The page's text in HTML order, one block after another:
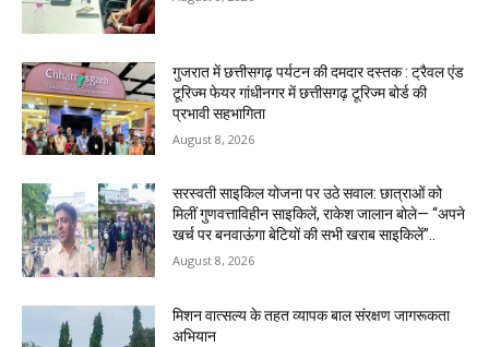
गुजरात में छत्तीसगढ़ पर्यटन की दमदार दस्तक : ट्रैवल एंड
टूरिज्म फेयर गांधीनगर में छत्तीसगढ़ टूरिज्म बोर्ड की
प्रभावी सहभागिता
August 8, 2026
सरस्वती साइकिल योजना पर उठे सवाल: छात्राओं को
मिलीं गुणवत्ताविहीन साइकिलें, राकेश जालान बोले— “अपने
खर्च पर बनवाऊंगा बेटियों की सभी खराब साइकिलें”..
August 8, 2026
मिशन वात्सल्य के तहत व्यापक बाल संरक्षण जागरूकता
अभियान